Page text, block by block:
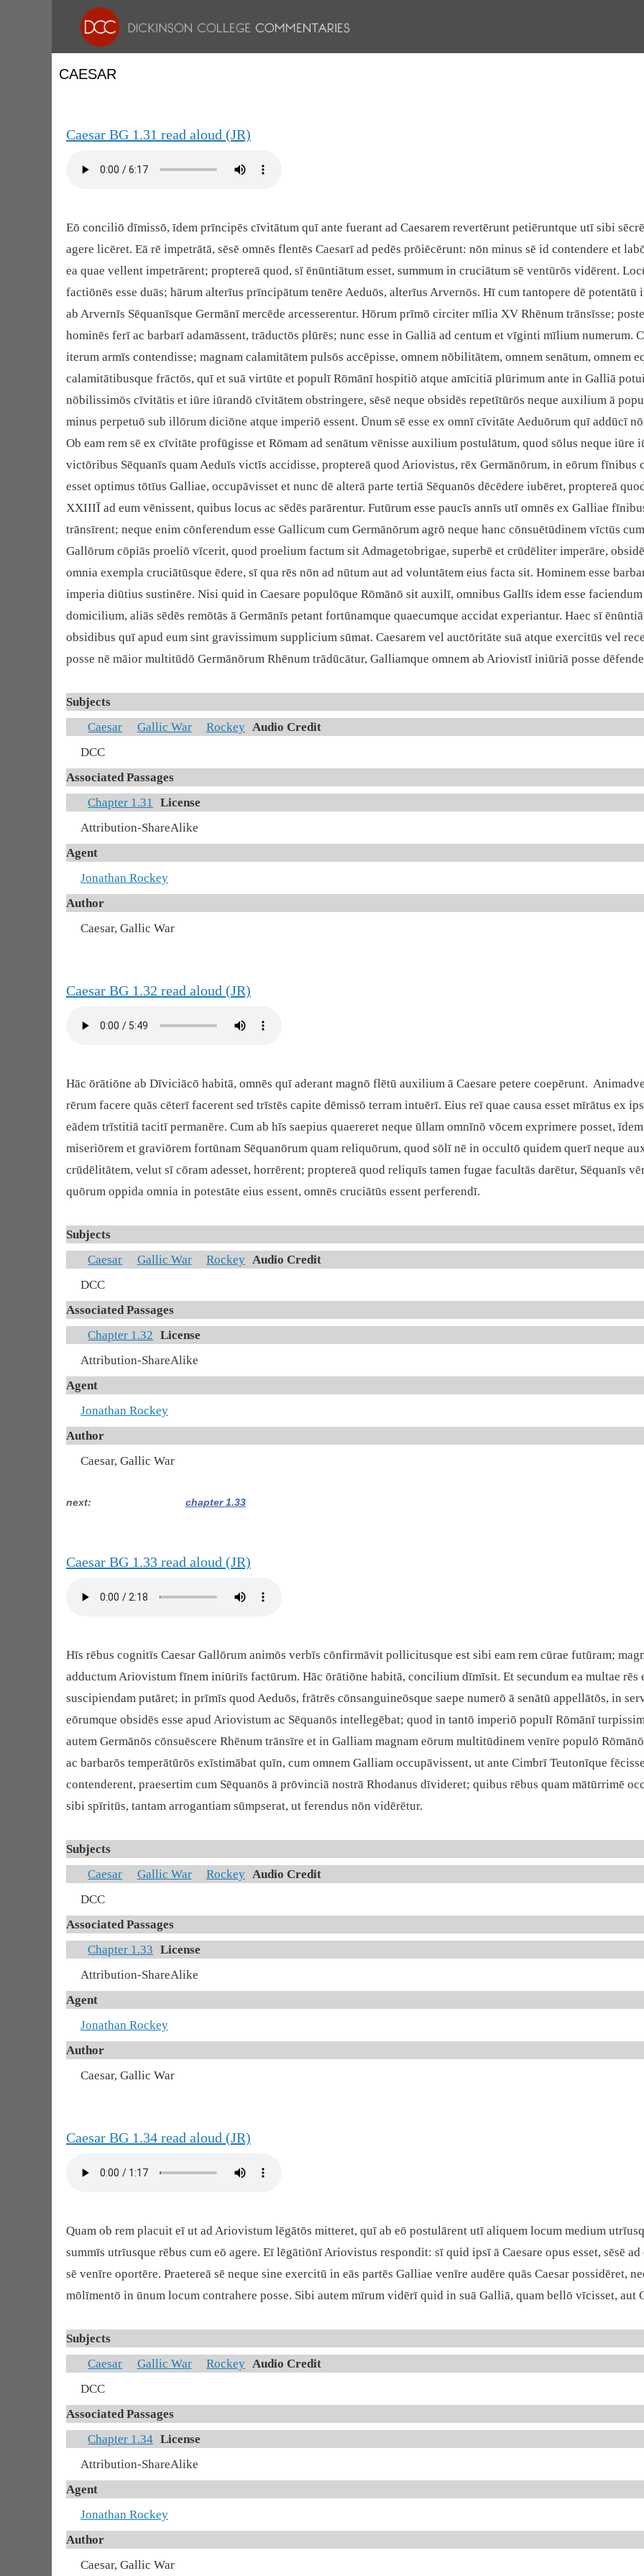
CAESAR
Caesar BG 1.31 read aloud (JR)
Eō conciliō dīmissō, īdem prīncipēs cīvitātum quī ante fuerant ad Caesarem revertērunt petiēruntque utī sibi
agere licēret. Eā rē impetrātā, sēsē omnēs flentēs Caesarī ad pedēs prōiēcērunt: nōn minus sē id contendere et
ea quae vellent impetrārent; proptereā quod, sī ēnūntiātum esset, summum in cruciātum sē ventūrōs vidērent.
factiōnēs esse duās; hārum alterīus prīncipātum tenēre Aeduōs, alterīus Arvernōs. Hī cum tantopere dē potentātū
ab Arvernīs Sēquanīsque Germānī mercēde arcesserentur. Hōrum prīmō circiter mīlia XV Rhēnum trānsīsse;
hominēs ferī ac barbarī adamāssent, trāductōs plūrēs; nunc esse in Galliā ad centum et vīginti mīlium numerum.
iterum armīs contendisse; magnam calamitātem pulsōs accēpisse, omnem nōbilitātem, omnem senātum, omnem
calamitātibusque frāctōs, quī et suā virtūte et populī Rōmānī hospitiō atque amīcitiā plūrimum ante in Galliā
nōbilissimōs cīvitātis et iūre iūrandō cīvitātem obstringere, sēsē neque obsidēs repetītūrōs neque auxilium ā
minus perpetuō sub illōrum diciōne atque imperiō essent. Ūnum sē esse ex omnī cīvitāte Aeduōrum quī addūcī
Ob eam rem sē ex cīvitāte profūgisse et Rōmam ad senātum vēnisse auxilium postulātum, quod sōlus neque iūre
victōribus Sēquanīs quam Aeduīs victīs accidisse, proptereā quod Ariovistus, rēx Germānōrum, in eōrum fīnibus
esset optimus tōtīus Galliae, occupāvisset et nunc dē alterā parte tertiā Sēquanōs dēcēdere iubēret, proptereā
XXIIIĪ ad eum vēnissent, quibus locus ac sēdēs parārentur. Futūrum esse paucīs annīs utī omnēs ex Galliae
trānsīrent; neque enim cōnferendum esse Gallicum cum Germānōrum agrō neque hanc cōnsuētūdinem vīctūs
Gallōrum cōpiās proeliō vīcerit, quod proelium factum sit Admagetobrigae, superbē et crūdēliter imperāre,
omnia exempla cruciātūsque ēdere, sī qua rēs nōn ad nūtum aut ad voluntātem eius facta sit. Hominem esse
imperia diūtius sustinēre. Nisi quid in Caesare populōque Rōmānō sit auxilī, omnibus Gallīs idem esse
domicilium, aliās sēdēs remōtās ā Germānīs petant fortūnamque quaecumque accidat experiantur. Haec sī
obsidibus quī apud eum sint gravissimum supplicium sūmat. Caesarem vel auctōritāte suā atque exercitūs vel
posse nē māior multitūdō Germānōrum Rhēnum trādūcātur, Galliamque omnem ab Ariovistī iniūriā posse
Subjects
Caesar
Gallic War Rockey Audio Credit
DCC
Associated Passages
Chapter 1.31 License
Attribution-ShareAlike
Agent
Jonathan Rockey
Author
Caesar, Gallic War
Caesar BG 1.32 read aloud (JR)
Hāc ōrātiōne ab Dīviciācō habitā, omnēs quī aderant magnō flētū auxilium ā Caesare petere coepērunt.
rērum facere quās cēterī facerent sed trīstēs capite dēmissō terram intuērī. Eius reī quae causa esset mīrātus ex
eādem trīstitiā tacitī permanēre. Cum ab hīs saepius quaereret neque ūllam omnīnō vōcem exprimere posset,
miseriōrem et graviōrem fortūnam Sēquanōrum quam reliquōrum, quod sōlī nē in occultō quidem querī neque
crūdēlitātem, velut sī cōram adesset, horrērent; proptereā quod reliquīs tamen fugae facultās darētur, Sēquanīs
quōrum oppida omnia in potestāte eius essent, omnēs cruciātūs essent perferendī.
Subjects
Caesar
Gallic War Rockey Audio Credit
DCC
Associated Passages
Chapter 1.32 License
Attribution-ShareAlike
Agent
Jonathan Rockey
Author
Caesar, Gallic War
next chapter 1.33
Caesar BG 1.33 read aloud (JR)
Hīs rēbus cognitīs Caesar Gallōrum animōs verbīs cōnfirmāvit pollicitusque est sibi eam rem cūrae futūram;
adductum Ariovistum fīnem iniūriīs factūrum. Hāc ōrātiōne habitā, concilium dīmīsit. Et secundum ea multae rēs
suscipiendam putāret; in prīmīs quod Aeduōs, frātrēs cōnsanguineōsque saepe numerō ā senātū appellātōs, in
eōrumque obsidēs esse apud Ariovistum ac Sēquanōs intellegēbat; quod in tantō imperiō populī Rōmānī
autem Germānōs cōnsuēscere Rhēnum trānsīre et in Galliam magnam eōrum multitūdinem venīre populō
ac barbarōs temperātūrōs exīstimābat quīn, cum omnem Galliam occupāvissent, ut ante Cimbrī Teutonīque
contenderent, praesertim cum Sēquanōs ā prōvinciā nostrā Rhodanus dīvideret; quibus rēbus quam mātūrrimē
sibi spīritūs, tantam arrogantiam sūmpserat, ut ferendus nōn vidērētur.
Subjects
Caesar
Gallic War Rockey Audio Credit
DCC
Associated Passages
Chapter 1.33 License
Attribution-ShareAlike
Agent
Jonathan Rockey
Author
Caesar, Gallic War
Caesar BG 1.34 read aloud (JR)
Quam ob rem placuit eī ut ad Ariovistum lēgātōs mitteret, quī ab eō postulārent utī aliquem locum medium
summīs utrīusque rēbus cum eō agere. Eī lēgātiōnī Ariovistus respondit: sī quid ipsī ā Caesare opus esset, sēsē
sē venīre oportēre. Praetereā sē neque sine exercitū in eās partēs Galliae venīre audēre quās Caesar possidēret,
mōlīmentō in ūnum locum contrahere posse. Sibi autem mīrum vidērī quid in suā Galliā, quam bellō vīcisset, aut
Subjects
Caesar
Gallic War Rockey Audio Credit
DCC
Associated Passages
Chapter 1.34 License
Attribution-ShareAlike
Agent
Jonathan Rockey
Author
Caesar, Gallic War